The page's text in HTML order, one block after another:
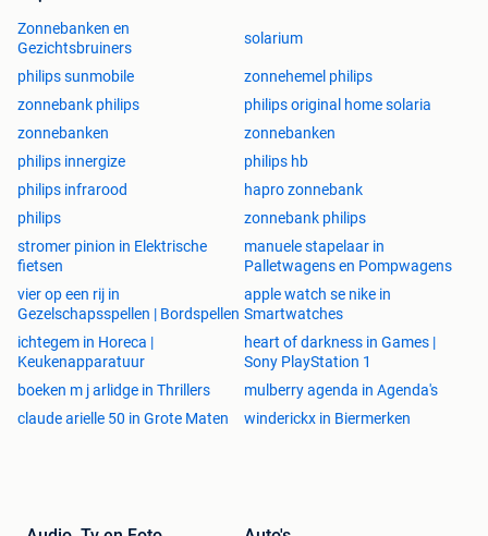
minuten worden digitaal weergegeven. Snooze functie voor
infrarood: nadat het akoestische signaal voor de laatste
minuut is afgegaan, kunt u de snooze functie voor
infrarood inschakelen om nog eens 10 minuten te genieten
van warmte en ontspanning.
Handig in gebruik
Naast de werking van het Wellness solarium en de vele
standaard opties van de Innergize HP 8560 is er ook
geacht aan het gebruiksgemak. Het lichtgewicht
wellnessapparaat is van vele gemakken voorzien,zoals;
Installatie: Uitvouwbaar vanuit compact opslag formaat in
3 eenvoudige stappen Ruimtebesparend: In 3 eenvoudige
stappen opvouwbaar tot een compact formaat. Eenvoudig
vervoer: dankzij het lichtgewicht ontwerp, slechts 19,2 Kg,
geïntegreerde wielen en handgreep is het Wellness
solarium eenvoudig te gebruiken en te verplaatsen.
Instelbare hoogte: de hoogte van de behuizing is aan te
passen aan de hoogte van uw bed, matras of bank.
Zonnebanken en
Gezichtsbruiners
solarium
philips sunmobile
zonnehemel philips
zonnebank philips
philips original home solaria
zonnebanken
zonnebanken
philips innergize
philips hb
philips infrarood
hapro zonnebank
philips
zonnebank philips
stromer pinion in Elektrische
fietsen
manuele stapelaar in
Palletwagens en Pompwagens
vier op een rij in
Gezelschapsspellen | Bordspellen
apple watch se nike in
Smartwatches
ichtegem in Horeca |
Keukenapparatuur
heart of darkness in Games |
Sony PlayStation 1
boeken m j arlidge in Thrillers
mulberry agenda in Agenda's
claude arielle 50 in Grote Maten
winderickx in Biermerken